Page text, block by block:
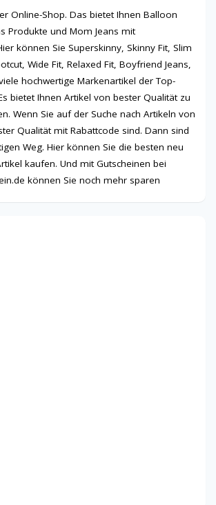
Online-Shop. Das bietet Ihnen Balloon
Produkte und Mom Jeans mit
können Sie Superskinny, Skinny Fit, Slim
Wide Fit, Relaxed Fit, Boyfriend Jeans,
hochwertige Markenartikel der Top-
bietet Ihnen Artikel von bester Qualität zu
Wenn Sie auf der Suche nach Artikeln von
Qualität mit Rabattcode sind. Dann sind
Weg. Hier können Sie die besten neu
kaufen. Und mit Gutscheinen bei
können Sie noch mehr sparen